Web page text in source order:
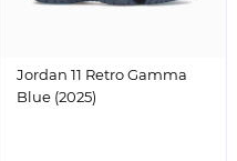
Jordan 11 Retro Gamma
Blue (2025)